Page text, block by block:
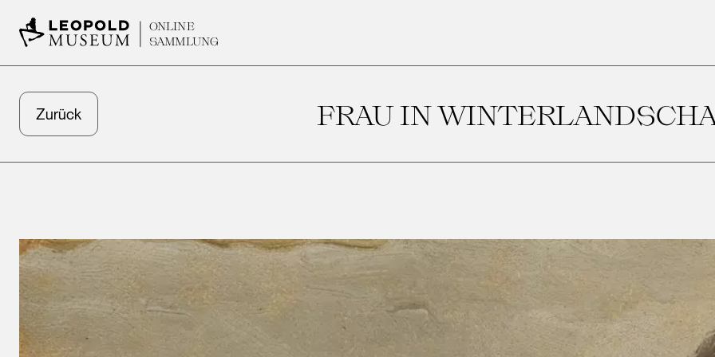
ONLINE
SAMMLUNG
Zurück FRAU IN